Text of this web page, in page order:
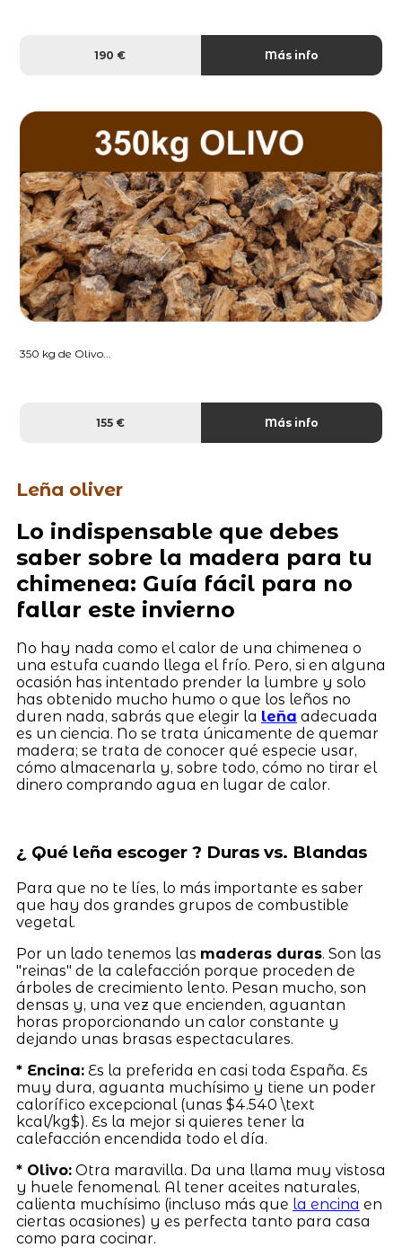
190 € Más info
350 kg de Olivo...
155 € Más info
Leña oliver
Lo indispensable que debes
saber sobre la madera para tu
chimenea: Guía fácil para no
fallar este invierno
No hay nada como el calor de una chimenea o
una estufa cuando llega el frío. Pero, si en alguna
ocasión has intentado prender la lumbre y solo
has obtenido mucho humo o que los leños no
duren nada, sabrás que elegir la leña adecuada
es un ciencia. No se trata únicamente de quemar
madera; se trata de conocer qué especie usar,
cómo almacenarla y, sobre todo, cómo no tirar el
dinero comprando agua en lugar de calor.
¿ Qué leña escoger ? Duras vs. Blandas
Para que no te líes, lo más importante es saber
que hay dos grandes grupos de combustible
vegetal.
Por un lado tenemos las maderas duras. Son las
"reinas" de la calefacción porque proceden de
árboles de crecimiento lento. Pesan mucho, son
densas y, una vez que encienden, aguantan
horas proporcionando un calor constante y
dejando unas brasas espectaculares.
* Encina:Es la preferida en casi toda España. Es
muy dura, aguanta muchísimo y tiene un poder
calorífico excepcional (unas $4.540 \text
kcal/kg$). Es la mejor si quieres tener la
calefacción encendida todo el día.
* Olivo:Otra maravilla. Da una llama muy vistosa
y huele fenomenal. Al tener aceites naturales,
calienta muchísimo (incluso más que la encina en
ciertas ocasiones) y es perfecta tanto para casa
como para cocinar.